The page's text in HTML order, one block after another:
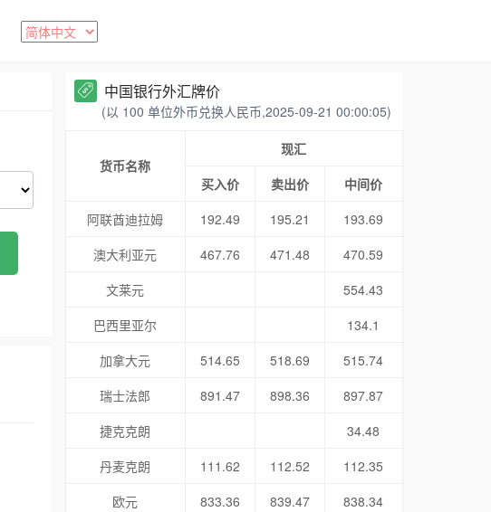
中国银行外汇牌价
(以 100 单位外币兑换人民币,2025-09-21 00:00:05)
货币名称
现汇
买入价
卖出价
中间价
阿联酋迪拉姆
192.49 195.21
193.69
澳大利亚元
467.76 471.48
470.59
文莱元
554.43
巴西里亚尔
134.1
加拿大元
514.65 518.69
515.74
瑞士法郎
891.47 898.36
897.87
捷克克朗
34.48
丹麦克朗
111.62 112.52
112.35
欧元
833.36 839.47
838.34